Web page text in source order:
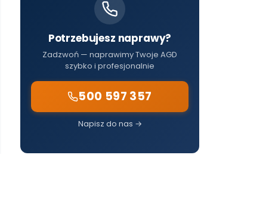
Potrzebujesz naprawy?
Zadzwoń — naprawimy Twoje AGD
szybko i profesjonalnie
500 597 357
Napisz do nas →